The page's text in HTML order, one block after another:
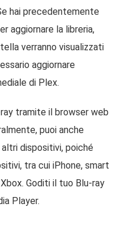
hai precedentemente
aggiornare la libreria,
verranno visualizzati
aggiornare
di Plex.
tramite il browser web
puoi anche
dispositivi, poiché
tra cui iPhone, smart
Goditi il tuo Blu-ray
Player.